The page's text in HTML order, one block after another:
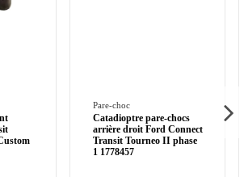
Pare-choc
Catadioptre pare-chocs
arrière droit Ford Connect
Transit Tourneo II phase
1 1778457